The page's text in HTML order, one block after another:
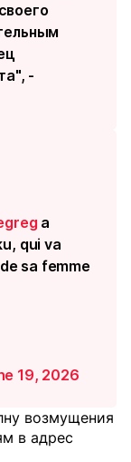
-
a
qui va
sa femme
19, 2026
возмущения
в адрес